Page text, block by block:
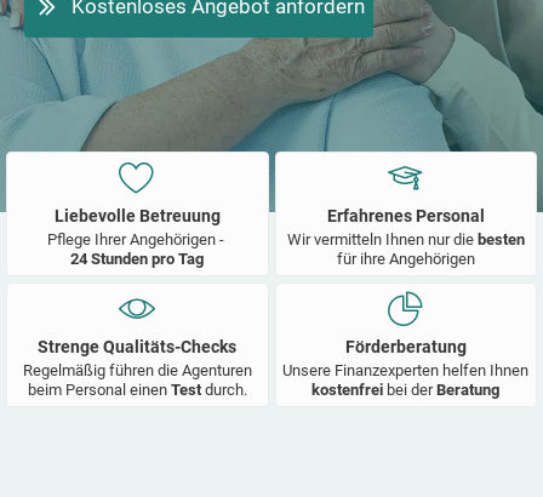
Kostenloses Angebot anfordern
Liebevolle Betreuung
Pflege Ihrer Angehörigen -
24 Stunden pro Tag
Erfahrenes Personal
Wir vermitteln Ihnen nur die besten
für ihre Angehörigen
Strenge Qualitäts-Checks
Regelmäßig führen die Agenturen
beim Personal einen Test durch.
Förderberatung
Unsere Finanzexperten helfen Ihnen
kostenfrei bei derBeratung